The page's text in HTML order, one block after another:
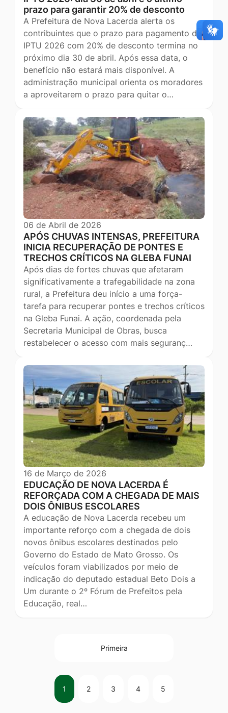
prazo para garantir 20% de desconto
A Prefeitura de Nova Lacerda alerta os
contribuintes que o prazo para pagamento do
IPTU 2026 com 20% de desconto termina no
próximo dia 30 de abril. Após essa data, o
benefício não estará mais disponível. A
administração municipal orienta os moradores
a aproveitarem o prazo para quitar o…
06 de Abril de 2026
APÓS CHUVAS INTENSAS, PREFEITURA
INICIA RECUPERAÇÃO DE PONTES E
TRECHOS CRÍTICOS NA GLEBA FUNAI
Após dias de fortes chuvas que afetaram
significativamente a trafegabilidade na zona
rural, a Prefeitura deu início a uma força-
tarefa para recuperar pontes e trechos críticos
na Gleba Funai. A ação, coordenada pela
Secretaria Municipal de Obras, busca
restabelecer o acesso com mais seguranç…
16 de Março de 2026
EDUCAÇÃO DE NOVA LACERDA É
REFORÇADA COM A CHEGADA DE MAIS
DOIS ÔNIBUS ESCOLARES
A educação de Nova Lacerda recebeu um
importante reforço com a chegada de dois
novos ônibus escolares destinados pelo
Governo do Estado de Mato Grosso. Os
veículos foram viabilizados por meio de
indicação do deputado estadual Beto Dois a
Um durante o 2º Fórum de Prefeitos pela
Educação, real…
Primeira
1 2 3 4 5